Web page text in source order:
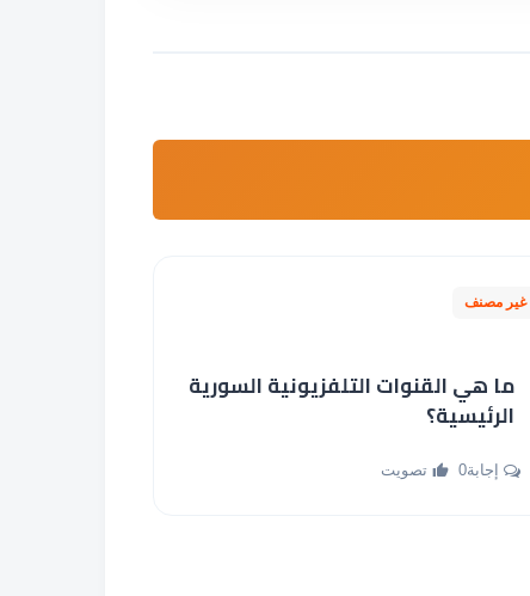
غير مصنف
ما هي القنوات التلفزيونية السورية
الرئيسية؟
0 تصويت